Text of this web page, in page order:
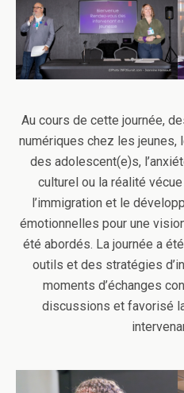
Au cours de cette journée,
numériques chez les
des adolescent(e)s,
culturel ou la réalité
l’immigration et le
émotionnelles pour une
été abordés. La journée a
outils et des stratégies
moments d’échanges
discussions et favorisé